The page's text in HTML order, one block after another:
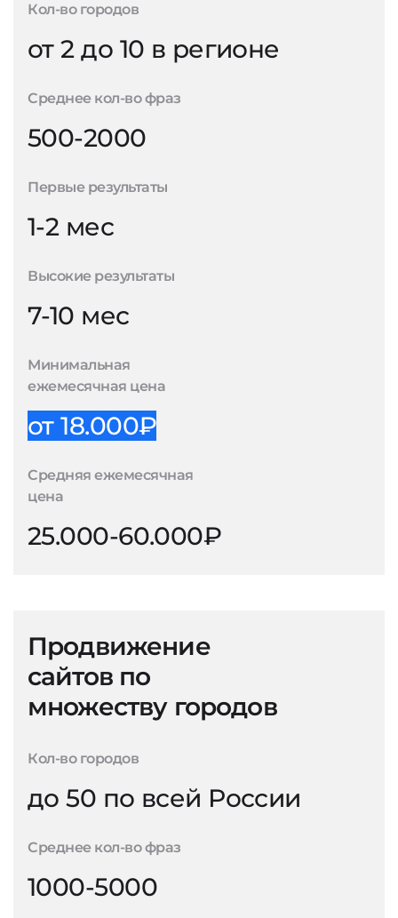
Кол-во городов
от 2 до 10 в регионе
Среднее кол-во фраз
500-2000
Первые результаты
1-2 мес
Высокие результаты
7-10 мес
Минимальная
ежемесячная цена
от 18.000₽
Средняя ежемесячная
цена
25.000-60.000₽
Продвижение
сайтов по
множеству городов
Кол-во городов
до 50 по всей России
Среднее кол-во фраз
1000-5000